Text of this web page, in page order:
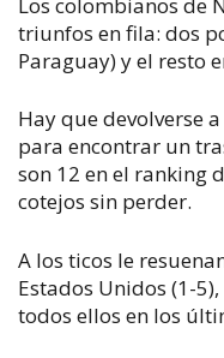
triunfos en fila: dos
Paraguay) y el resto
Hay que devolverse
para encontrar un
son 12 en el ranking
cotejos sin perder.
A los ticos le
Estados Unidos (1-
todos ellos en los